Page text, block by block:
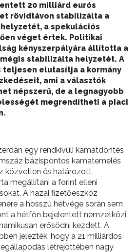
20 milliárd eurós
rövidtávon stabilizálta a
a spekulációs
véget értek. Politikai
kényszerpályára állította a
stabilizálta helyzetét. A
teljesen elutasítja a kormány
ami a választók
népszerű, de a legnagyobb
megrendítheti a piaci
egy rendkívüli kamatdöntés
bázispontos kamatemelés
közvetlen és határozott
megállítani a forint elleni
A hazai fizetőeszköz
a hosszú hétvége során sem
a hétfőn bejelentett nemzetközi
erősödni kezdett. A
jelezték, hogy a 21 milliárdos
létrejöttében nagy